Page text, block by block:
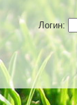
Логин: